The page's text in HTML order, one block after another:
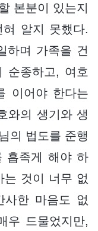
본분이 있는지
알지 못했다.
하며 가족을 건
순종하고, 여호
이어야 한다는
와의 생기와 생
의 법도를 준행
흡족게 해야 하
것이 너무 없
사한 마음도 없
우 드물었지만,